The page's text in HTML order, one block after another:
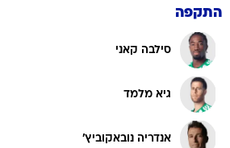
התקפה
סילבה קאני
גיא מלמד
אנדריה נובאקוביץ'